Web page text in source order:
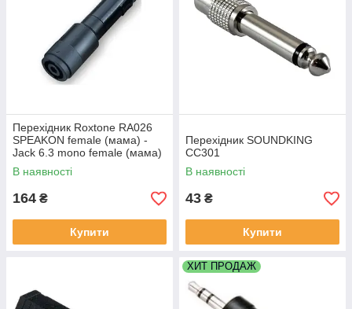
Перехідник Roxtone RA026
SPEAKON female (мама) -
Jack 6.3 mono female (мама)
В наявності
164 ₴
Купити
Перехідник SOUNDKING
CC301
В наявності
43 ₴
Купити
ХИТ ПРОДАЖ